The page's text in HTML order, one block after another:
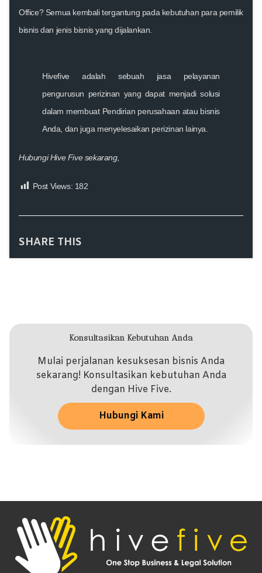
Office? Semua kembali tergantung pada kebutuhan para pemilik
bisnis dan jenis bisnis yang dijalankan.
Hivefive adalah sebuah jasa pelayanan
pengurusun perizinan yang dapat menjadi solusi
dalam membuat Pendirian perusahaan atau bisnis
Anda, dan juga menyelesaikan perizinan lainya.
Hubungi Hive Fivesekarang,
Post Views: 182
SHARE THIS
Konsultasikan Kebutuhan Anda
Mulai perjalanan kesuksesan bisnis Anda
sekarang! Konsultasikan kebutuhan Anda
dengan Hive Five.
Hubungi Kami